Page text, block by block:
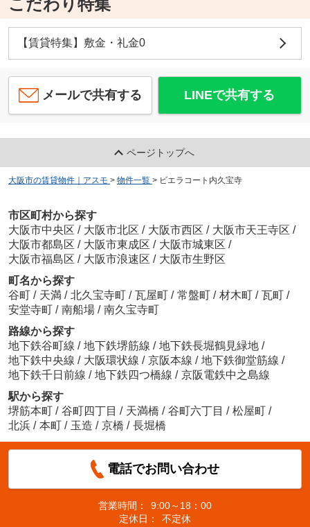
【賃貸特集】敷金・礼金0
メールで共有する LINEで共有する
ページトップへ
大阪市の賃貸物件｜アスモ > 物件一覧 > ビエラコート内久宝寺
市区町村から探す
大阪市中央区 / 大阪市北区 / 大阪市西区 / 大阪市天王寺区 /
大阪市都島区 / 大阪市東成区 / 大阪市城東区 /
大阪市福島区 / 大阪市浪速区 / 大阪市生野区
町名から探す
谷町 / 天満 / 北久宝寺町 / 瓦屋町 / 常盤町 / 材木町 / 瓦町 /
安堂寺町 / 南船場 / 南久宝寺町
路線から探す
地下鉄谷町線 / 地下鉄堺筋線 / 地下鉄長堀鶴見緑地 /
地下鉄中央線 / 大阪環状線 / 京阪本線 / 地下鉄御堂筋線 /
地下鉄千日前線 / 地下鉄四つ橋線 / 京阪電鉄中之島線
駅から探す
堺筋本町 / 谷町四丁目 / 天満橋 / 谷町六丁目 / 松屋町 /
北浜 / 本町 / 玉造 / 京橋 / 長堀橋
電話でお問い合わせ
営業時間：
9:00～18：00
定休日：
不定休